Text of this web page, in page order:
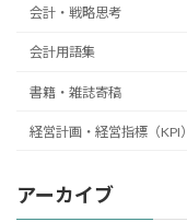
会計・戦略思考
会計用語集
書籍・雑誌寄稿
経営計画・経営指標（KPI）
アーカイブ